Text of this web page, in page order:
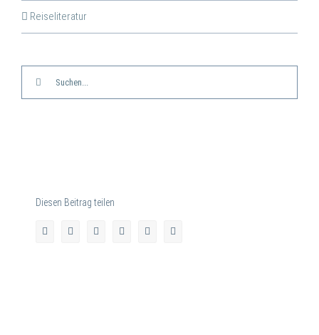
Reiseliteratur
Diesen Beitrag teilen
facebooktwitter linkedin whatsapppinterest